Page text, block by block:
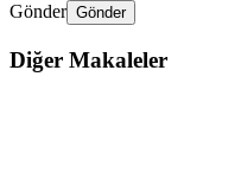
Gönder Gönder
Diğer Makaleler